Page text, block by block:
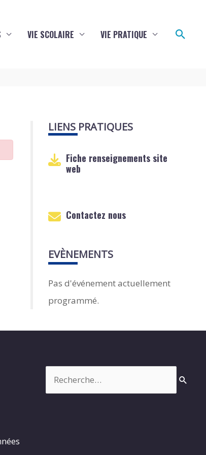
VIE SCOLAIRE VIE PRATIQUE
LIENS PRATIQUES
Fiche renseignements site
web
Contactez nous
EVÈNEMENTS
Pas d'événement actuellement
programmé.